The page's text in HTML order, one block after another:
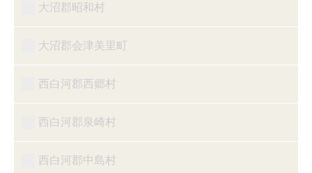
大沼郡昭和村
大沼郡会津美里町
西白河郡西郷村
西白河郡泉崎村
西白河郡中島村